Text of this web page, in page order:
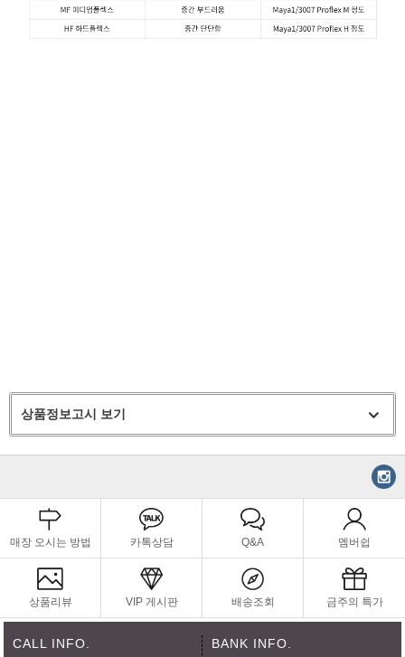
상품정보고시 보기
매장 오시는 방법 카톡상담 Q&A 멤버쉽
상품리뷰 VIP 게시판 배송조회 금주의 특가
CALL INFO. BANK INFO.